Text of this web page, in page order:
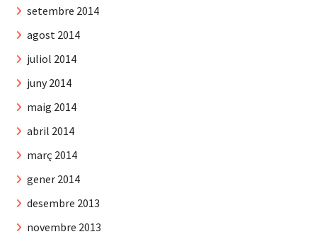
setembre 2014
agost 2014
juliol 2014
juny 2014
maig 2014
abril 2014
març 2014
gener 2014
desembre 2013
novembre 2013